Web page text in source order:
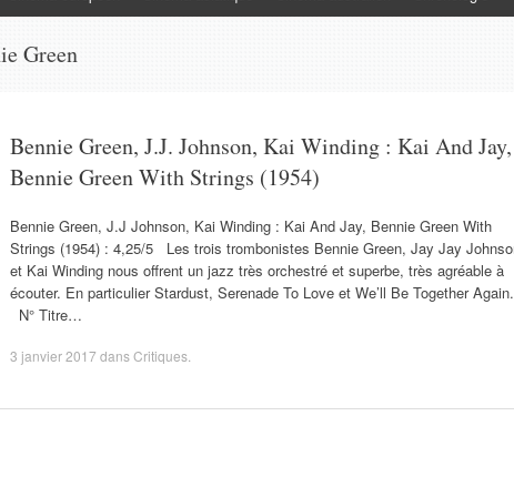
Green
Bennie Green, J.J. Johnson, Kai Winding : Kai And Jay,
Bennie Green With Strings (1954)
Bennie Green, J.J Johnson, Kai Winding : Kai And Jay, Bennie Green With
Strings (1954) : 4,25/5 Les trois trombonistes Bennie Green, Jay Jay
et Kai Winding nous offrent un jazz très orchestré et superbe, très agréable à
écouter. En particulier Stardust, Serenade To Love et We’ll Be Together Again.
N° Titre…
3 janvier 2017 dansCritiques